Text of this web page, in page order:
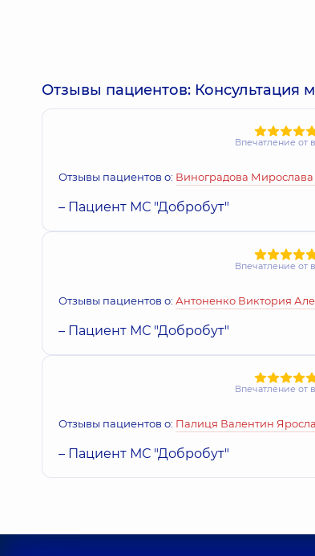
Медицинский Центр «Добробут»
Отзывы пациентов: Консультация
Впечатление от
Отзывы пациентов о: Виноградова
– Пациент МС "Добробут"
Впечатление от
Отзывы пациентов о: Антоненко Виктория
– Пациент МС "Добробут"
Впечатление от
Отзывы пациентов о: Палиця Валентин
– Пациент МС "Добробут"